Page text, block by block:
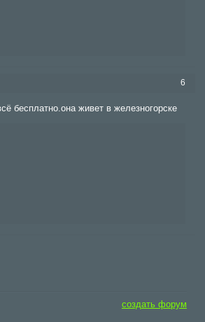
6
бесплатно.она живет в железногорске
создать форум